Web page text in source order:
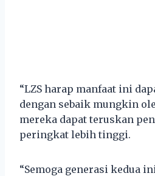
“LZS harap manfaat ini
dengan sebaik mungkin
mereka dapat teruskan
peringkat lebih tinggi.
“Semoga generasi kedua